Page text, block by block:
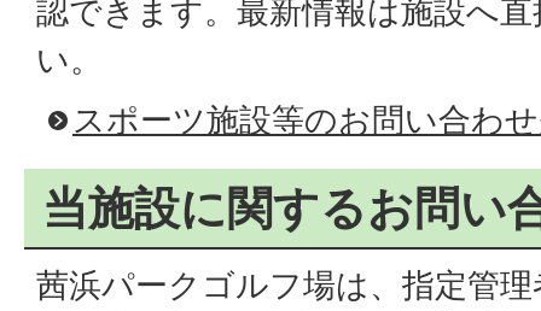
認できます。最新情報は施設へ
い。
スポーツ施設等のお問い合わ
当施設に関するお問い
茜浜パークゴルフ場は、指定管